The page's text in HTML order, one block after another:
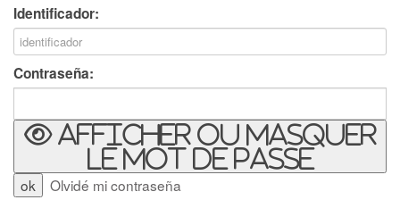
Identificador:
Contraseña:
Afficher ou masquer
le mot de passe
Olvidé mi contraseña